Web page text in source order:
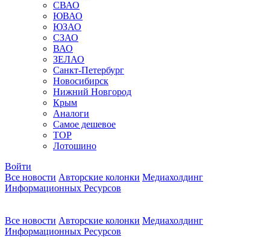
СВАО
ЮВАО
ЮЗАО
СЗАО
ВАО
ЗЕЛАО
Санкт-Петербург
Новосибирск
Нижний Новгород
Крым
Аналоги
Самое дешевое
TOP
Лотошино
Войти
Все новости Авторские колонки Медиахолдинг
Информационных Ресурсов
Все новости Авторские колонки Медиахолдинг
Информационных Ресурсов